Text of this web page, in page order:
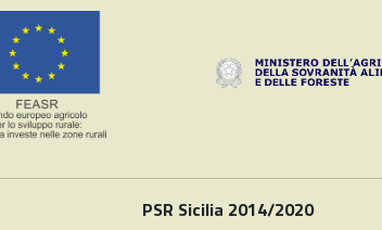
PSR Sicilia 2014/2020